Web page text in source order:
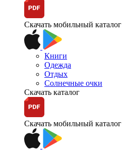
Скачать мобильный каталог
Книги
Одежда
Отдых
Солнечные очки
Скачать каталог
Скачать мобильный каталог